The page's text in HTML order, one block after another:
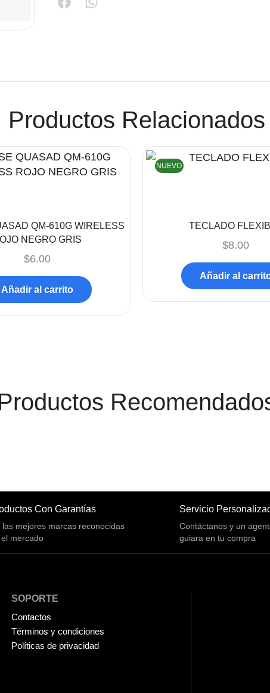
Productos Relacionados
QM-610G WIRELESS
NEGRO GRIS
$6.00
Añadir al carrito
NUEVO
TECLADO
$8.00
Añadir al
Con Garantías
las mejores marcas reconocidas
mercado
Servicio
Contáctanos y un
guiara en tu compra
SOPORTE
Contactos
Términos y condiciones
Políticas de privacidad